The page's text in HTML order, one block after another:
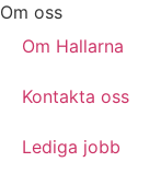
Om oss
Om Hallarna
Kontakta oss
Lediga jobb